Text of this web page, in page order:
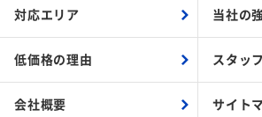
対応エリア 当社の
低価格の理由 スタッ
会社概要 サイト